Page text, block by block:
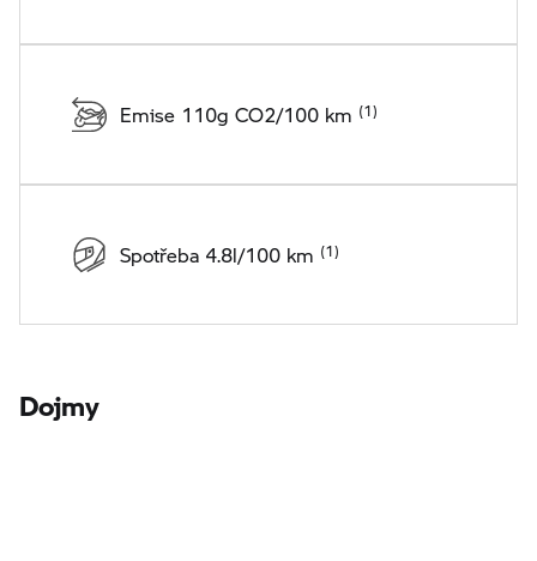
Emise 110g CO2/100 km
Spotřeba 4.8l/100 km
Dojmy